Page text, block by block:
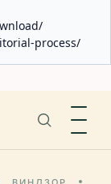
process/